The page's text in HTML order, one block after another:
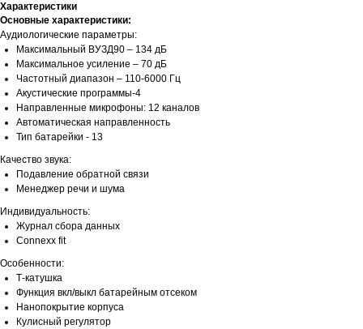
Характеристики
Основные характеристики:
Аудиологические параметры:
Максимальный ВУЗД90 – 134 дБ
Максимальное усиление – 70 дБ
Частотный диапазон – 110-6000 Гц
Акустические программы-4
Направленные микрофоны: 12 каналов
Автоматическая направленность
Тип батарейки - 13
Качество звука:
Подавление обратной связи
Менеджер речи и шума
Индивидуальность:
Журнал сбора данных
Connexx fit
Особенности:
Т-катушка
Функция вкл/выкл батарейным отсеком
Нанопокрытие корпуса
Кулисный регулятор